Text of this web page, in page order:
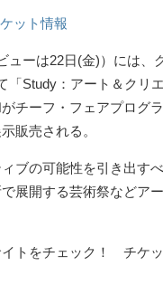
ット情報
ューは22日(金)）には、
Study：アート＆クリ
チーフ・フェアプログ
販売される。
ブの可能性を引き出す
展開する芸術祭などア
トをチェック！ チケッ